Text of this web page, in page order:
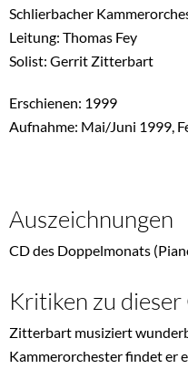
Schlierbacher
Leitung: Thomas Fey
Solist: Gerrit Zitterbart
Erschienen: 1999
Aufnahme: Mai/Juni 1999,
Auszeichnungen
CD des Doppelmonats
Kritiken zu dieser
Zitterbart musiziert
Kammerorchester findet er